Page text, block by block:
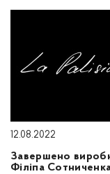
12.08.2022
Завершено
Філіпа